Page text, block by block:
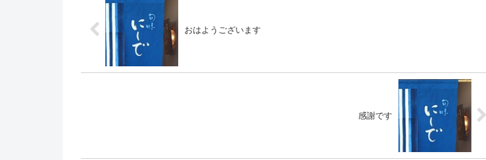
おはようございます
感謝です